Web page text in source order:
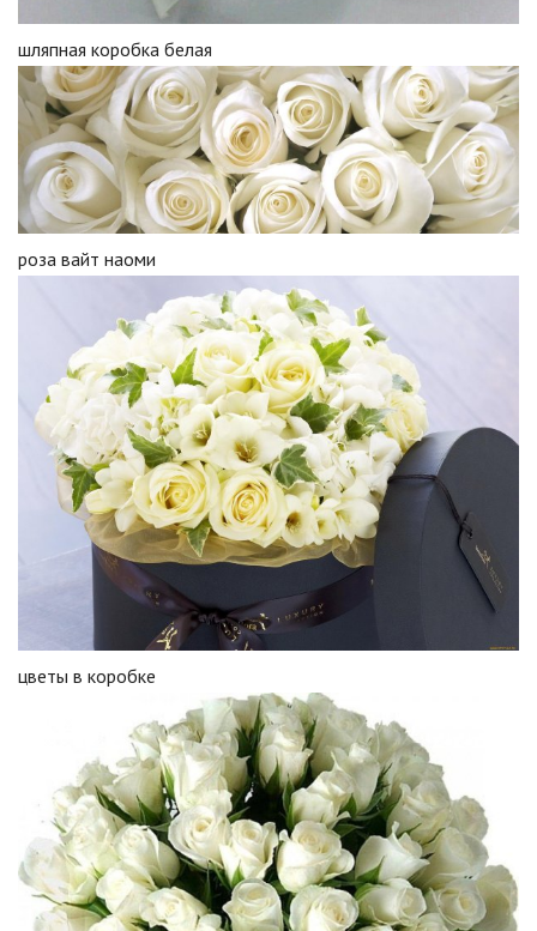
шляпная коробка белая
роза вайт наоми
цветы в коробке